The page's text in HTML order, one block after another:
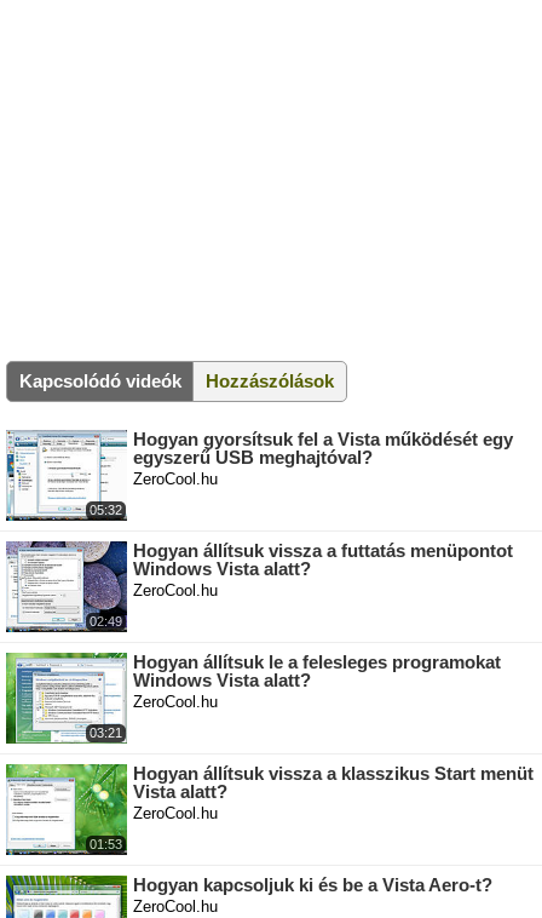
Kapcsolódó videók Hozzászólások
05:32
Hogyan gyorsítsuk fel a Vista működését egy
egyszerű USB meghajtóval?
ZeroCool.hu
02:49
Hogyan állítsuk vissza a futtatás menüpontot
Windows Vista alatt?
ZeroCool.hu
03:21
Hogyan állítsuk le a felesleges programokat
Windows Vista alatt?
ZeroCool.hu
01:53
Hogyan állítsuk vissza a klasszikus Start menüt
Vista alatt?
ZeroCool.hu
Hogyan kapcsoljuk ki és be a Vista Aero-t?
ZeroCool.hu